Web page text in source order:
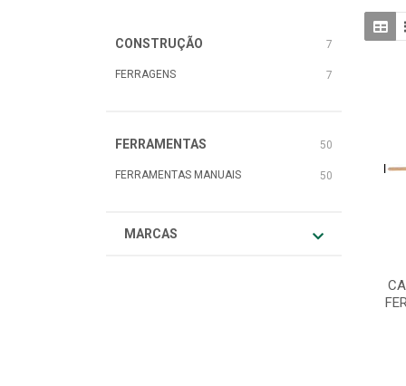
CONSTRUÇÃO 7
FERRAGENS 7
FERRAMENTAS 50
FERRAMENTAS MANUAIS 50
MARCAS